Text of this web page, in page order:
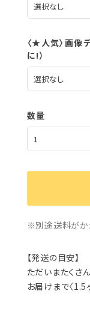
〈★人気〉画像
に!）
数量
※別途送料がか
【発送の目安】
ただいまたくさ
お届けまで〈1.5